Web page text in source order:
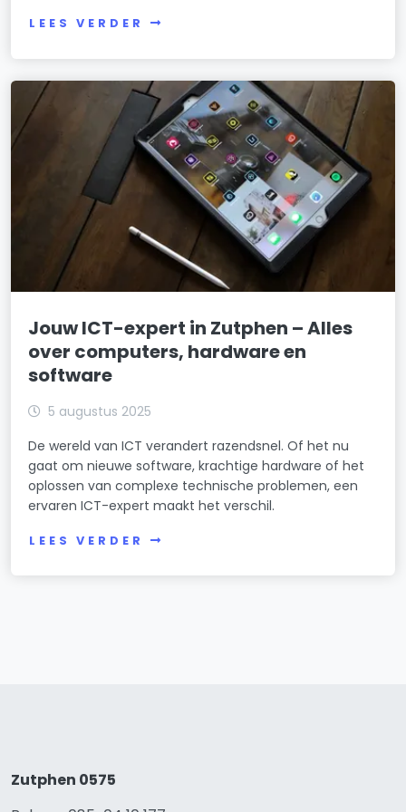
LEES VERDER
Jouw ICT-expert in Zutphen – Alles
over computers, hardware en
software
5 augustus 2025
De wereld van ICT verandert razendsnel. Of het nu
gaat om nieuwe software, krachtige hardware of het
oplossen van complexe technische problemen, een
ervaren ICT-expert maakt het verschil.
LEES VERDER
Zutphen 0575